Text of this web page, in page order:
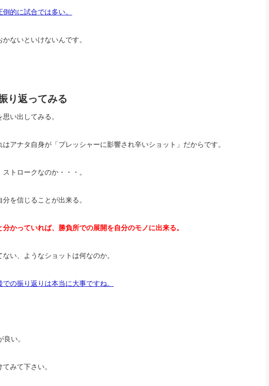
的に試合では多い。
ないといけないんです。
り返ってみる
い出してみる。
アナタ自身が「プレッシャーに影響され辛いショット」だからです。
トロークなのか・・・。
を信じることが出来る。
かっていれば、勝負所での展開を自分のモノに出来る。
い、ようなショットは何なのか。
の振り返りは本当に大事ですね。
い。
みて下さい。